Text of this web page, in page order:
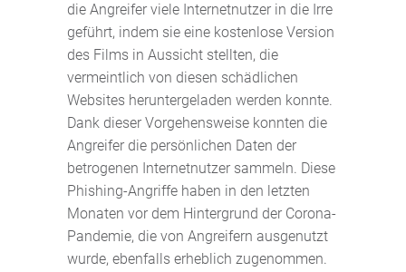
die Angreifer viele Internetnutzer in die Irre
geführt, indem sie eine kostenlose Version
des Films in Aussicht stellten, die
vermeintlich von diesen schädlichen
Websites heruntergeladen werden konnte.
Dank dieser Vorgehensweise konnten die
Angreifer die persönlichen Daten der
betrogenen Internetnutzer sammeln. Diese
Phishing-Angriffe haben in den letzten
Monaten vor dem Hintergrund der Corona-
Pandemie, die von Angreifern ausgenutzt
wurde, ebenfalls erheblich zugenommen.